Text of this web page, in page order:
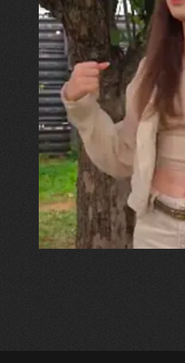
30.07.2026
Калина, Дарина та
"Хвиля була,
прозора і
встигла